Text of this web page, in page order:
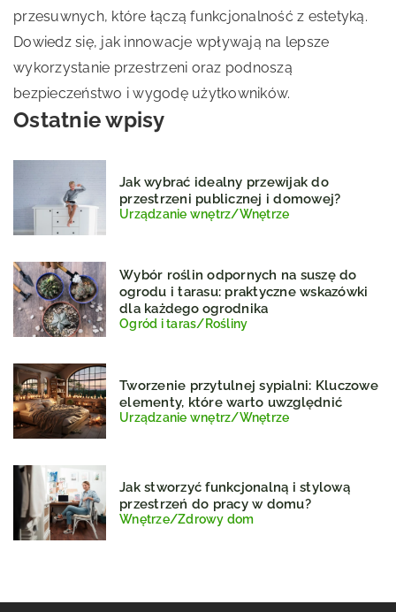
przesuwnych, które łączą funkcjonalność z estetyką.
Dowiedz się, jak innowacje wpływają na lepsze
wykorzystanie przestrzeni oraz podnoszą
bezpieczeństwo i wygodę użytkowników.
Ostatnie wpisy
Jak wybrać idealny przewijak do
przestrzeni publicznej i domowej?
Urządzanie wnętrz/Wnętrze
Wybór roślin odpornych na suszę do
ogrodu i tarasu: praktyczne wskazówki
dla każdego ogrodnika
Ogród i taras/Rośliny
Tworzenie przytulnej sypialni: Kluczowe
elementy, które warto uwzględnić
Urządzanie wnętrz/Wnętrze
Jak stworzyć funkcjonalną i stylową
przestrzeń do pracy w domu?
Wnętrze/Zdrowy dom